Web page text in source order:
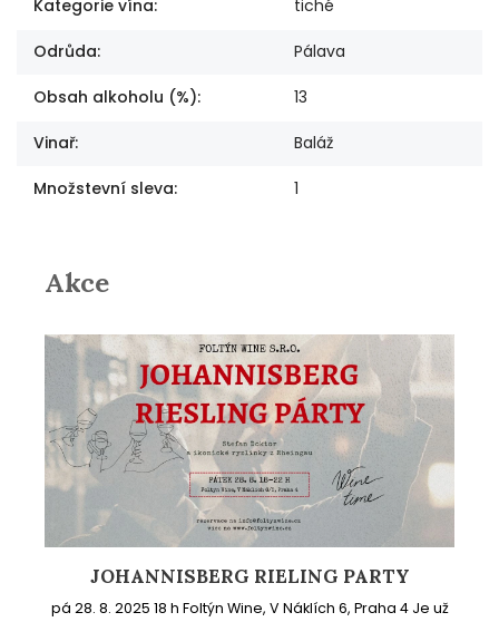
Kategorie vína: tiché
Odrůda: Pálava
Obsah alkoholu (%): 13
Vinař: Baláž
Množstevní sleva: 1
Akce
JOHANNISBERG RIELING PARTY
pá 28. 8. 2025 18 h Foltýn Wine, V Náklích 6, Praha 4 Je už